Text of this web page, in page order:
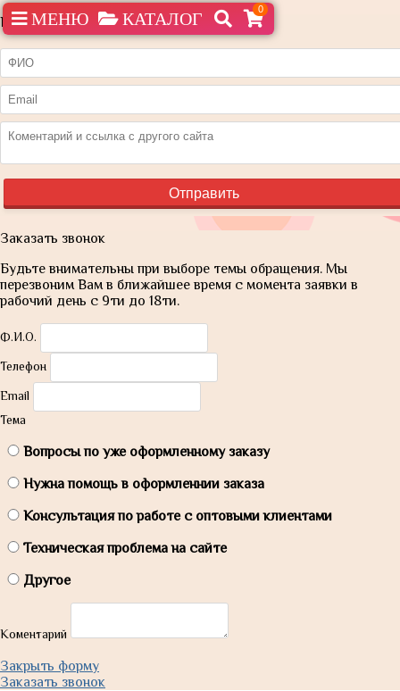
Нашли дешевле?
Заказать звонок
Будьте внимательны при выборе темы обращения. Мы
перезвоним Вам в ближайшее время с момента заявки в
рабочий день с 9ти до 18ти.
Ф.И.О.
Телефон
Email
Тема
Вопросы по уже оформленному заказу
Нужна помощь в оформленнии заказа
Консультация по работе с оптовыми клиентами
Техническая проблема на сайте
Другое
Коментарий
Закрыть форму
Заказать звонок
МЕНЮ КАТАЛОГ 0